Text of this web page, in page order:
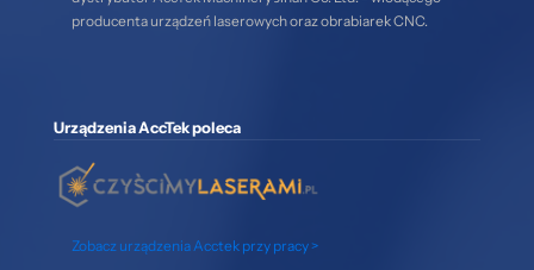
producenta urządzeń laserowych oraz obrabiarek CNC.
Urządzenia AccTek poleca
Zobacz urządzenia Acctek przy pracy >